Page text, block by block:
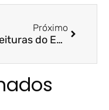
Próximo
Prefeituras do ES usam aplicativos de mensagem para troca de ideias sobre a Covid-19 – A Gazeta / Prof. Ms. João Eudes